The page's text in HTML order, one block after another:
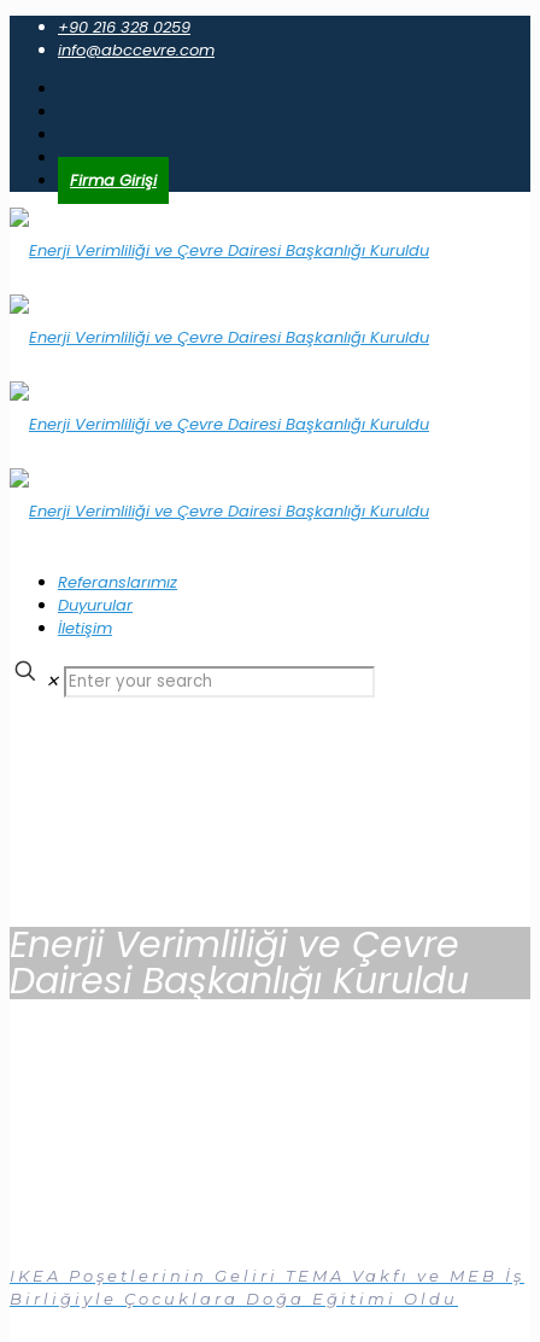
+90 216 328 0259
info@abccevre.com
Firma Girişi
Referanslarımız
Duyurular
İletişim
✕
Enerji Verimliliği ve Çevre
Dairesi Başkanlığı Kuruldu
IKEA Poşetlerinin Geliri TEMA Vakfı ve MEB İş
Birliğiyle Çocuklara Doğa Eğitimi Oldu